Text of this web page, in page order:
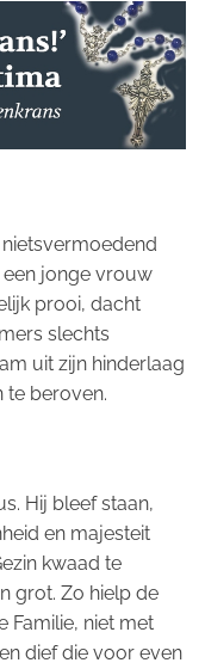
een jonge vrouw
prooi, dacht
slechts
uit zijn hinderlaag
te beroven.
Hij bleef staan,
en majesteit
kwaad te
grot. Zo hielp de
Familie, niet met
dief die voor even